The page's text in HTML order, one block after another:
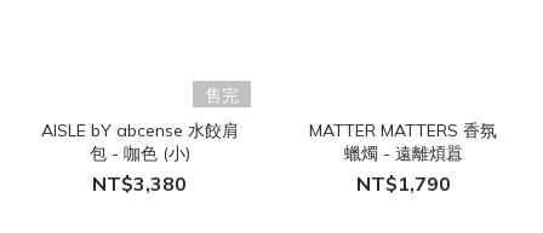
售完
AISLE bY abcense 水餃肩
包 - 咖色 (小)
NT$3,380
MATTER MATTERS 香氛
蠟燭 - 遠離煩囂
NT$1,790